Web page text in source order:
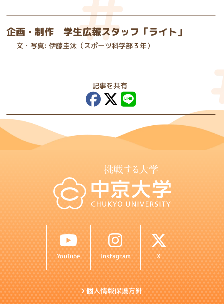
企画・制作 学生広報スタッフ「ライト」
文・写真: 伊藤圭汰（スポーツ科学部３年）
記事を共有
YouTube Instagram X
個人情報保護方針